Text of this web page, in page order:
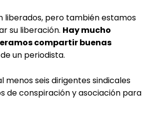
liberados, pero también estamos
su liberación. Hay mucho
compartir buenas
un periodista.
seis dirigentes sindicales
de conspiración y asociación para